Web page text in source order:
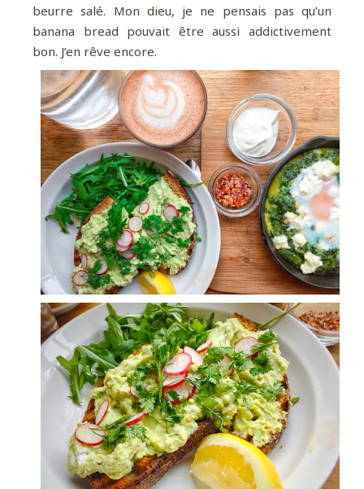
beurre salé. Mon dieu, je ne pensais pas qu’un
banana bread pouvait être aussi addictivement
bon. J’en rêve encore.